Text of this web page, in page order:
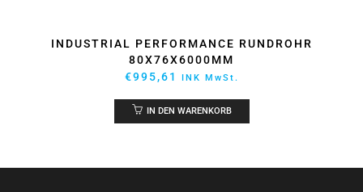
INDUSTRIAL PERFORMANCE RUNDROHR
80X76X6000MM
€995,61 INK MwSt.
IN DEN WARENKORB